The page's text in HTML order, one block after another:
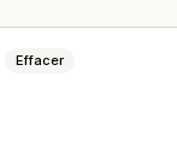
Effacer